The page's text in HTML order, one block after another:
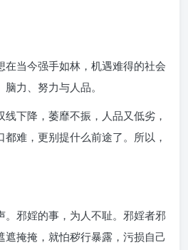
在当今强手如林，机遇难得的社会
力、努力与人品。
下降，萎靡不振，人品又低劣，
难，更别提什么前途了。所以，
。邪婬的事，为人不耻。邪婬者邪
遮掩掩，就怕秽行暴露，污损自己